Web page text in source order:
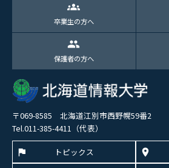
groups
卒業生の方へ
group
保護者の方へ
〒069-8585 北海道江別市西野幌59番2
Tel.011-385-4411（代表）
トピックス